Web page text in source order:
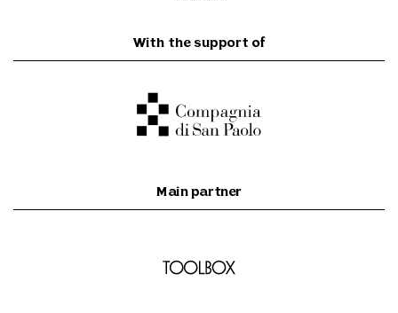
With the support of
Main partner